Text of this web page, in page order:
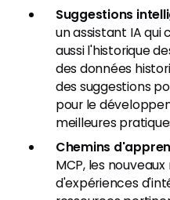
Suggestions
un assistant IA
aussi l'historique
des données
des suggestions
pour le
meilleures
Chemins
MCP, les
d'expériences